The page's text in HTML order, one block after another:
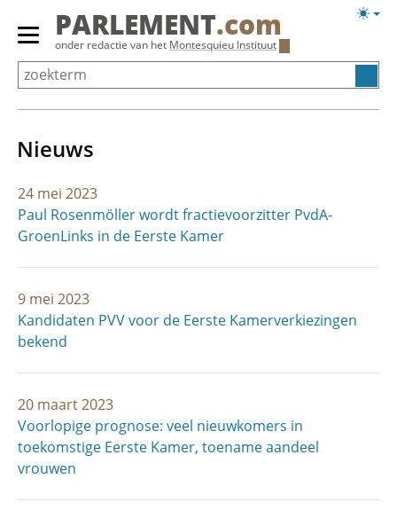
Overslaan
Primair
menu
tonen/verbergen
PARLEMENT.com
onder redactie van het Montesquieu Instituut
Nieuws
24 mei 2023
Paul Rosenmöller wordt fractievoorzitter PvdA-
GroenLinks in de Eerste Kamer
9 mei 2023
Kandidaten PVV voor de Eerste Kamerverkiezingen
bekend
20 maart 2023
Voorlopige prognose: veel nieuwkomers in
toekomstige Eerste Kamer, toename aandeel
vrouwen